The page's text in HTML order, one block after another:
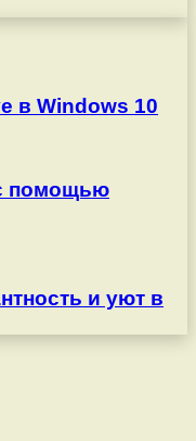
в Windows 10
помощью
и уют в